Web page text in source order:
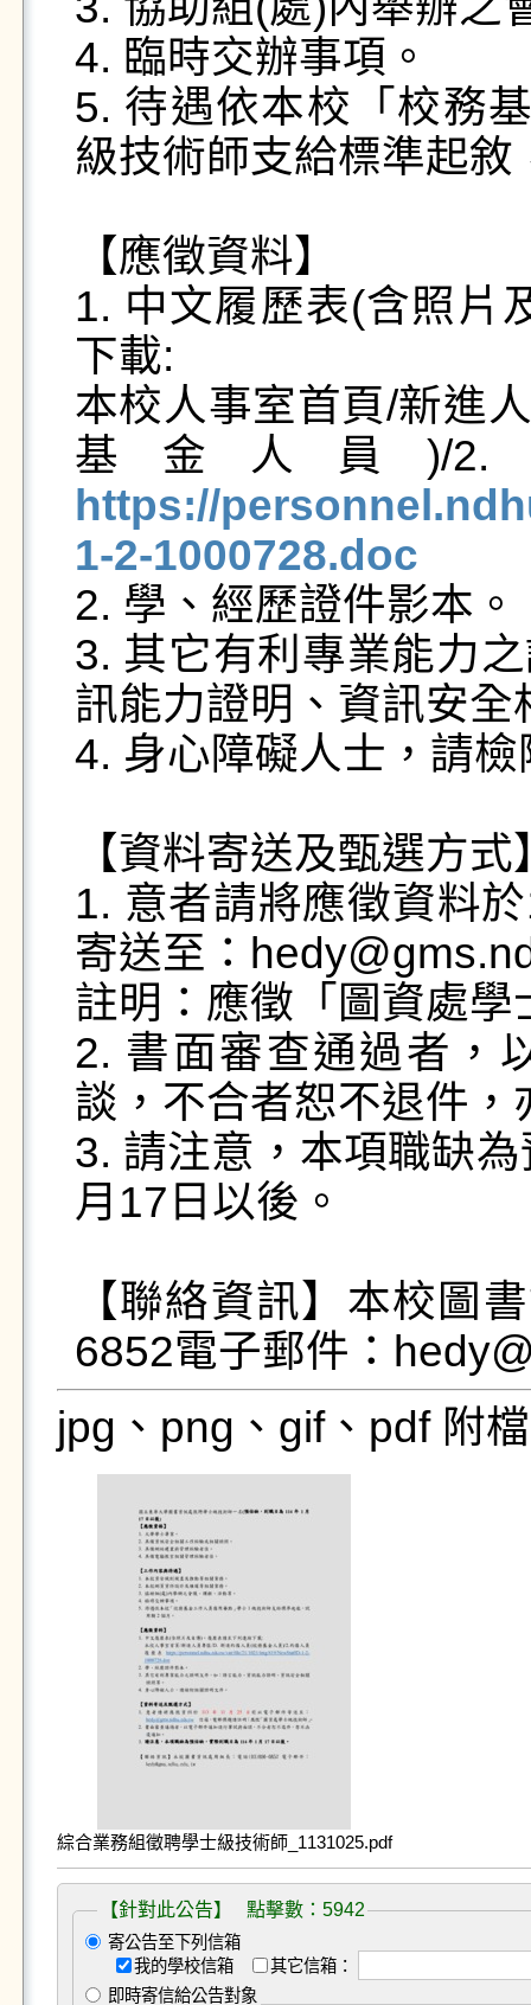
4. 臨時交辦事項。
5. 待遇依本校「校務
級技術師支給標準起
【應徵資料】
1. 中文履歷表(含照片
下載:
本校人事室首頁/新進
基金人員)/
https://
1-2-1000728.doc
2. 學、經歷證件影本。
3. 其它有利專業能力
訊能力證明、資訊安全
4. 身心障礙人士，請
【資料寄送及甄選方式
1. 意者請將應徵資料
寄送至：
註明：應徵「圖資處學
2. 書面審查通過者，
談，不合者恕不退件，
3. 請注意，本項職缺
月17日以後。
【聯絡資訊】本校圖
jpg、png、gif、pdf 附
綜合業務組徵聘學士級技術師_1131025.pdf
【針對此公告】 點擊數：5942
寄公告至下列信箱
我的學校信箱
其它信箱：
即時寄信給公告對象